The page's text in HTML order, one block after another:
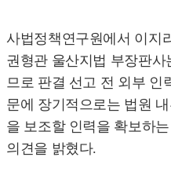
사법정책연구원에서 이지
권형관 울산지법 부장판사
므로 판결 선고 전 외부 인
문에 장기적으로는 법원
을 보조할 인력을 확보하
의견을 밝혔다.